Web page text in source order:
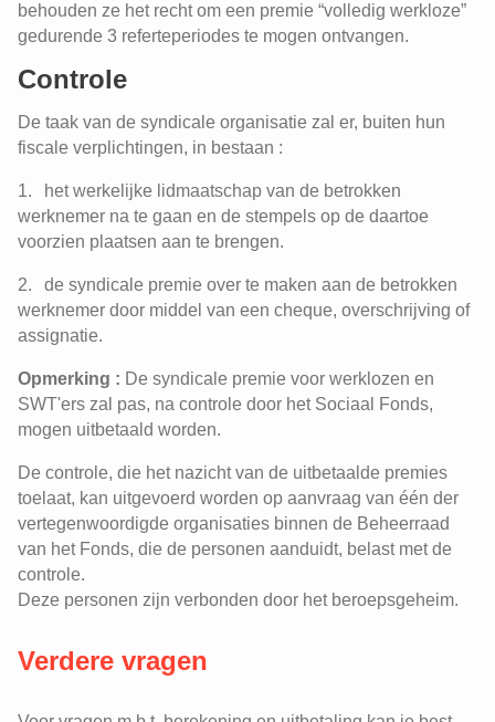
behouden ze het recht om een premie “volledig werkloze”
gedurende 3 referteperiodes te mogen ontvangen.
Controle
De taak van de syndicale organisatie zal er, buiten hun
fiscale verplichtingen, in bestaan :
het werkelijke lidmaatschap van de betrokken
werknemer na te gaan en de stempels op de daartoe
voorzien plaatsen aan te brengen.
de syndicale premie over te maken aan de betrokken
werknemer door middel van een cheque, overschrijving of
assignatie.
Opmerking : De syndicale premie voor werklozen en
SWT'ers zal pas, na controle door het Sociaal Fonds,
mogen uitbetaald worden.
De controle, die het nazicht van de uitbetaalde premies
toelaat, kan uitgevoerd worden op aanvraag van één der
vertegenwoordigde organisaties binnen de Beheerraad
van het Fonds, die de personen aanduidt, belast met de
controle.
Deze personen zijn verbonden door het beroepsgeheim.
Verdere vragen
Stelsel van werkloosheid met
bedrijfstoeslag (SWT) voor arbeiders
Tijdskrediet: een aanvullende
vergoeding bij een 1/2e landingsbaan
(PC 118)
arbeiders uit de voedingssector (PC
118)
Tijdskrediet: een aanvullende
(PC 118)
Aanvullende vergoeding bij langdurige
ziekte voor arbeiders uit de
Een tussenkomst voor kinderopvang
Een tussenkomst voor kinderopvang
Een tussenkomst voor kinderopvang
Een tussenkomst voor kinderopvang